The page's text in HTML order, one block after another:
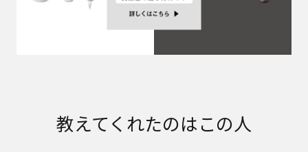
教えてくれたのはこの人